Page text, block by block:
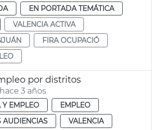
EN PORTADA TEMÁTICA
VALENCIA ACTIVA
FIRA OCUPACIÓ
por distritos
3 años
EMPLEO
EMPLEO
AUDIENCIAS
VALENCIA